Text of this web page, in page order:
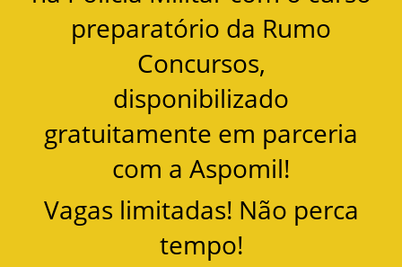
preparatório da Rumo
Concursos,
disponibilizado
gratuitamente em parceria
com a Aspomil!
Vagas limitadas! Não perca
tempo!